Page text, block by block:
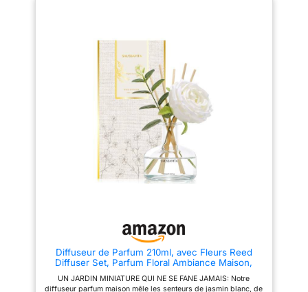
superbe décoration,
embellissez votre maison avec
ces fleurs exquises, diffuseurs
d'arômes Améliore l'esthétique
globale de n'importe quel
espace : ajoute une touche
n'importe quelle pièce ,
diffuseur pour intérieur,
stress : La recharge d'huile est
composée d'un mélange
d'huiles essentielles naturelles,
qui s'associent pour créer un
arôme unique et vivifiant qui
peut aider à améliorer votre
humeur et à réduire le stress.
Longue durée : Le parfum de la
recharge d'huile parfumée
Cocorrína est durable, et peut
fournir à votre maison un
parfum délicieux pendant 90
dîners et les cadeaux de
remerciement.
Diffuseur de Parfum 210ml, avec Fleurs Reed
Diffuser Set, Parfum Floral Ambiance Maison,
Bureau
UN JARDIN MINIATURE QUI NE SE FANE JAMAIS: Notre
diffuseur parfum maison mêle les senteurs de jasmin blanc, de